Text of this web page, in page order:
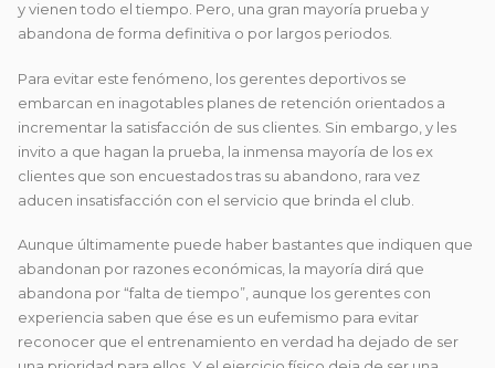
y vienen todo el tiempo. Pero, una gran mayoría prueba y
abandona de forma definitiva o por largos periodos.
Para evitar este fenómeno, los gerentes deportivos se
embarcan en inagotables planes de retención orientados a
incrementar la satisfacción de sus clientes. Sin embargo, y les
invito a que hagan la prueba, la inmensa mayoría de los ex
clientes que son encuestados tras su abandono, rara vez
aducen insatisfacción con el servicio que brinda el club.
Aunque últimamente puede haber bastantes que indiquen que
abandonan por razones económicas, la mayoría dirá que
abandona por “falta de tiempo”, aunque los gerentes con
experiencia saben que ése es un eufemismo para evitar
reconocer que el entrenamiento en verdad ha dejado de ser